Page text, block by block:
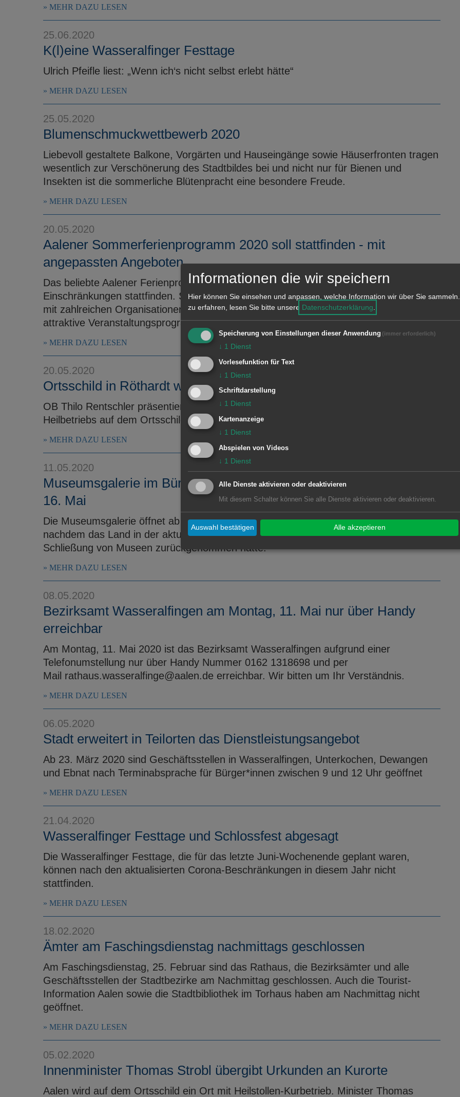
MEHR DAZU LESEN
25.06.2020
K(l)eine Wasseralfinger Festtage
Ulrich Pfeifle liest: „Wenn ich‘s nicht selbst erlebt hätte“
MEHR DAZU LESEN
25.05.2020
Blumenschmuckwettbewerb 2020
Liebevoll gestaltete Balkone, Vorgärten und Hauseingänge sowie Häuserfronten tragen
wesentlich zur Verschönerung des Stadtbildes bei und nicht nur für Bienen und
Insekten ist die sommerliche Blütenpracht eine besondere Freude.
MEHR DAZU LESEN
20.05.2020
Aalener Sommerferienprogramm 2020 soll stattfinden - mit
angepassten Angeboten
Das beliebte Aalener Ferienprogramm soll auch in diesem Jahr trotz Corona-
Einschränkungen stattfinden. Seit vielen Jahren bietet die Stadt Aalen in Kooperation
mit zahlreichen Organisationen, Vereinen und Privatpersonen in den Sommerferien das
attraktive Veranstaltungsprogramm ...
MEHR DAZU LESEN
20.05.2020
Ortsschild in Röthardt weist auf Kurort hin
OB Thilo Rentschler präsentiert neues Ortsschild: Land gestattet das Hervorheben des
Heilbetriebs auf dem Ortsschild
MEHR DAZU LESEN
11.05.2020
Museumsgalerie im Bürgerhaus Wasseralfingen öffnet wieder am
16. Mai
Die Museumsgalerie öffnet ab dem 16. Mai wieder für das Publikum. Dies steht fest,
nachdem das Land in der aktualisierten Verordnung am 2. Mai die coronabedingte
Schließung von Museen zurückgenommen hatte.
MEHR DAZU LESEN
08.05.2020
Bezirksamt Wasseralfingen am Montag, 11. Mai nur über Handy
erreichbar
Am Montag, 11. Mai 2020 ist das Bezirksamt Wasseralfingen aufgrund einer
Telefonumstellung nur über Handy Nummer 0162 1318698 und per
Mail rathaus.wasseralfinge@aalen.de erreichbar. Wir bitten um Ihr Verständnis.
MEHR DAZU LESEN
06.05.2020
Stadt erweitert in Teilorten das Dienstleistungsangebot
Ab 23. März 2020 sind Geschäftsstellen in Wasseralfingen, Unterkochen, Dewangen
und Ebnat nach Terminabsprache für Bürger*innen zwischen 9 und 12 Uhr geöffnet
MEHR DAZU LESEN
21.04.2020
Wasseralfinger Festtage und Schlossfest abgesagt
Die Wasseralfinger Festtage, die für das letzte Juni-Wochenende geplant waren,
können nach den aktualisierten Corona-Beschränkungen in diesem Jahr nicht
stattfinden.
MEHR DAZU LESEN
18.02.2020
Ämter am Faschingsdienstag nachmittags geschlossen
Am Faschingsdienstag, 25. Februar sind das Rathaus, die Bezirksämter und alle
Geschäftsstellen der Stadtbezirke am Nachmittag geschlossen. Auch die Tourist-
Information Aalen sowie die Stadtbibliothek im Torhaus haben am Nachmittag nicht
geöffnet.
MEHR DAZU LESEN
05.02.2020
Innenminister Thomas Strobl übergibt Urkunden an Kurorte
Aalen wird auf dem Ortsschild ein Ort mit Heilstollen-Kurbetrieb. Minister Thomas
Informationen die wir speichern
Hier können Sie einsehen und anpassen, welche Information wir über Sie sammeln.
zu erfahren, lesen Sie bitte unsere Datenschutzerklärung
Speicherung von Einstellungen dieser Anwendung (immer erforderlich)
↓ 1 Dienst
Vorlesefunktion für Text
↓ 1 Dienst
Schriftdarstellung
↓ 1 Dienst
Kartenanzeige
↓ 1 Dienst
Abspielen von Videos
↓ 1 Dienst
Alle Dienste aktivieren oder deaktivieren
Mit diesem Schalter können Sie alle Dienste aktivieren oder deaktivieren.
Auswahl bestätigen Alle akzeptieren